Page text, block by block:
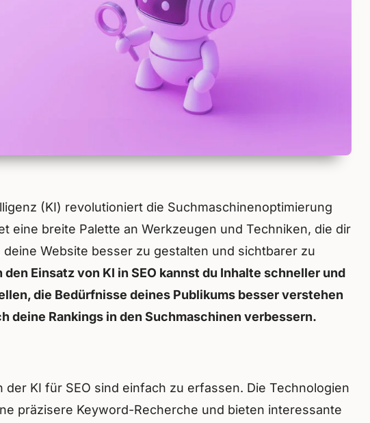
(KI) revolutioniert die Suchmaschinenoptimierung
eine breite Palette an Werkzeugen und Techniken, die dir
Website besser zu gestalten und sichtbarer zu
den Einsatz von KI in SEO kannst du Inhalte schneller und
die Bedürfnisse deines Publikums besser verstehen
deine Rankings in den Suchmaschinen verbessern.
der KI für SEO sind einfach zu erfassen. Die Technologien
präzisere Keyword-Recherche und bieten interessante